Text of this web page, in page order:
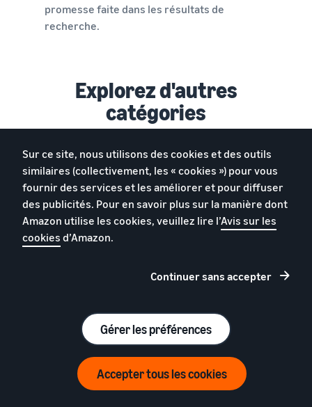
promesse faite dans les résultats de
recherche.
Explorez d'autres
catégories
T-Shirts
Amazon France
Inscrivez-vous maintenant
Sur ce site, nous utilisons des cookies et des outils
similaires (collectivement, les « cookies ») pour vous
fournir des services et les améliorer et pour diffuser
des publicités. Pour en savoir plus sur la manière dont
Amazon utilise les cookies, veuillez lire l’Avis sur les
cookies d’Amazon.
Continuer sans accepter
Gérer les préférences
Accepter tous les cookies